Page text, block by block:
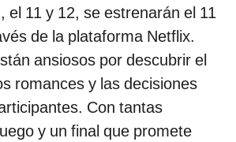
el 11 y 12, se estrenarán el 11
de la plataforma Netflix.
ansiosos por descubrir el
romances y las decisiones
Con tantas
y un final que promete